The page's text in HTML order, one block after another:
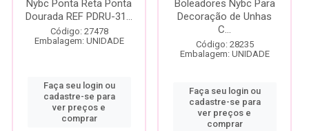
Nybc Ponta Reta Ponta
Dourada REF PDRU-31...
Código: 27478
Embalagem: UNIDADE
Faça seu login ou
cadastre-se para
ver preços e
comprar
Boleadores Nybc Para
Decoração de Unhas
C...
Código: 28235
Embalagem: UNIDADE
Faça seu login ou
cadastre-se para
ver preços e
comprar